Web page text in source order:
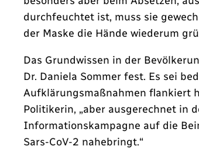
durchfeuchtet ist, muss sie
der Maske die Hände wiederum
Das Grundwissen in der
Dr. Daniela Sommer fest. Es sei
Aufklärungsmaßnahmen flankiert
Politikerin, „aber ausgerechnet in
Informationskampagne auf die
Sars-CoV-2 nahebringt.“